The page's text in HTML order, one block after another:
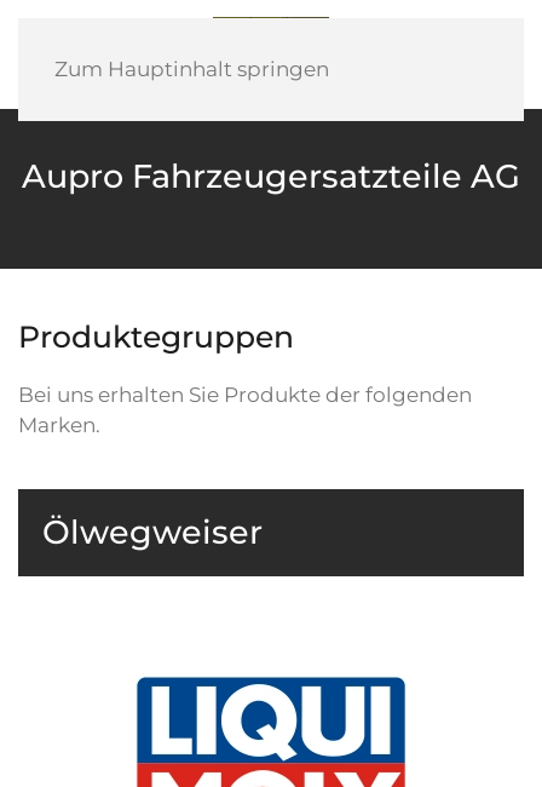
Zum Hauptinhalt springen
Aupro Fahrzeugersatzteile AG
Produktegruppen
Bei uns erhalten Sie Produkte der folgenden
Marken.
Ölwegweiser